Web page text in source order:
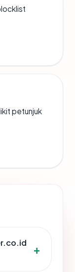
petunjuk